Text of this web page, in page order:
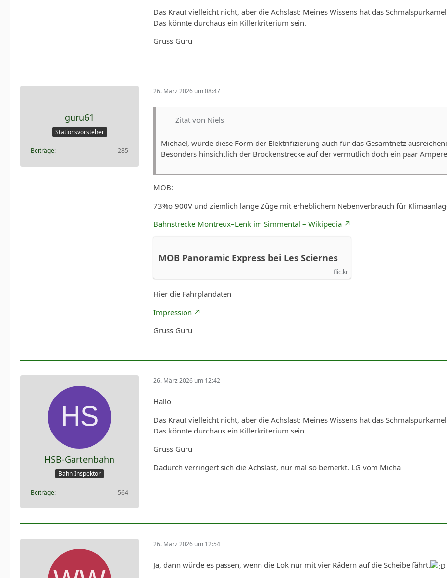
Das Kraut vielleicht nicht, aber die Achslast: Meines Wissens hat das
Das könnte durchaus ein Killerkriterium sein.
Gruss Guru
guru61
Stationsvorsteher
Beiträge 285
26. März 2026 um 08:47
Zitat von Niels
Michael, würde diese Form der Elektrifizierung auch für das Gesamtnetz
Besonders hinsichtlich der Brockenstrecke auf der vermutlich doch ein paar
MOB:
73%o 900V und ziemlich lange Züge mit erheblichem Nebenverbrauch für
Bahnstrecke Montreux–Lenk im Simmental – Wikipedia
MOB Panoramic Express bei Les Sciernes
flic.kr
Hier die Fahrplandaten
Impression
Gruss Guru
HSB-Gartenbahn
Bahn-Inspektor
Beiträge 564
26. März 2026 um 12:42
Hallo
Das Kraut vielleicht nicht, aber die Achslast: Meines Wissens hat das
Das könnte durchaus ein Killerkriterium sein.
Gruss Guru
Dadurch verringert sich die Achslast, nur mal so bemerkt. LG vom Micha
26. März 2026 um 12:54
Ja, dann würde es passen, wenn die Lok nur mit vier Rädern auf die Scheibe fährt.